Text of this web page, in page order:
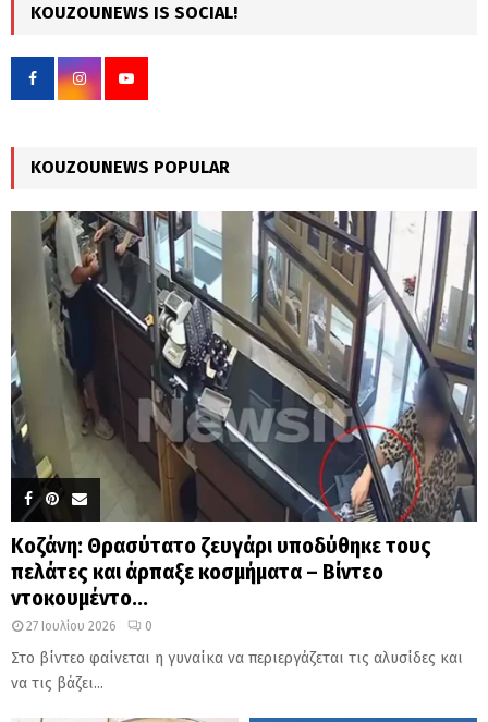
h
f
r
KOUZOUNEWS IS SOCIAL!
KOUZOUNEWS POPULAR
Κοζάνη: Θρασύτατο ζευγάρι υποδύθηκε τους
πελάτες και άρπαξε κοσμήματα – Βίντεο
ντοκουμέντο...
27 Ιουλίου 2026 0
Στο βίντεο φαίνεται η γυναίκα να περιεργάζεται τις αλυσίδες και
να τις βάζει...